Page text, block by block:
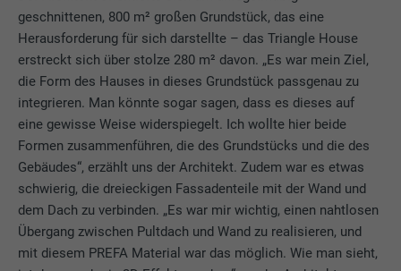
geschnittenen, 800 m² großen Grundstück, das eine
Herausforderung für sich darstellte – das Triangle House
erstreckt sich über stolze 280 m² davon. „Es war mein Ziel,
die Form des Hauses in dieses Grundstück passgenau zu
integrieren. Man könnte sogar sagen, dass es dieses auf
eine gewisse Weise widerspiegelt. Ich wollte hier beide
Formen zusammenführen, die des Grundstücks und die des
Gebäudes“, erzählt uns der Architekt. Zudem war es etwas
schwierig, die dreieckigen Fassadenteile mit der Wand und
dem Dach zu verbinden. „Es war mir wichtig, einen nahtlosen
Übergang zwischen Pultdach und Wand zu realisieren, und
mit diesem PREFA Material war das möglich. Wie man sieht,